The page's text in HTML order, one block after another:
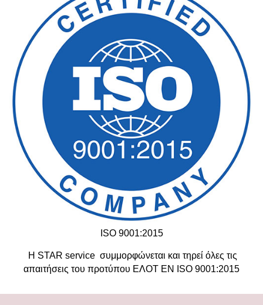
ISO 9001:2015
Η STAR service συμμορφώνεται και τηρεί όλες τις
απαιτήσεις του προτύπου ΕΛΟΤ ΕΝ ΙSO 9001:2015